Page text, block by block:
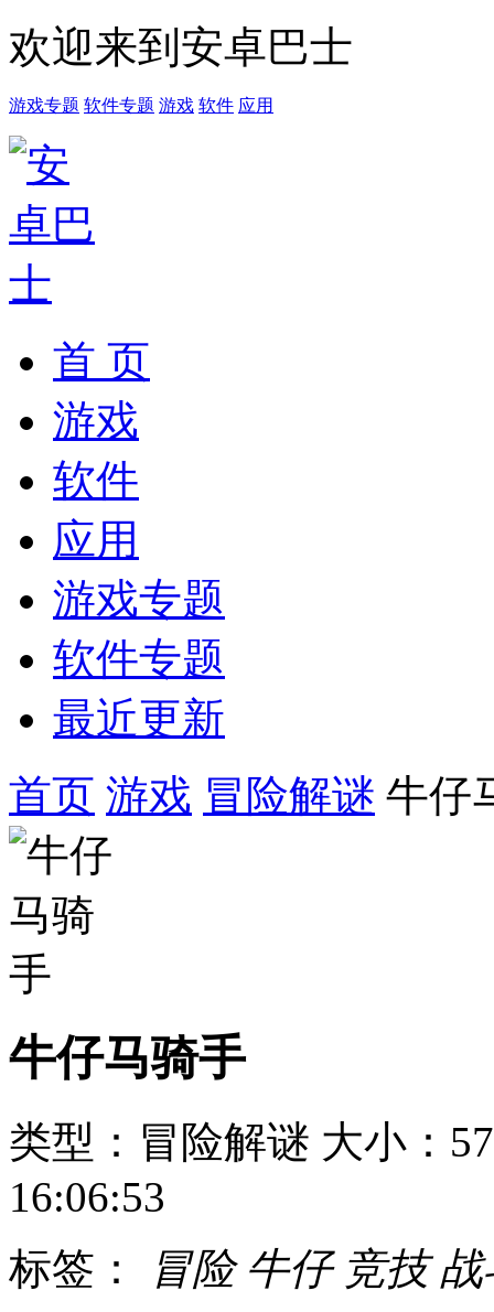
欢迎来到安卓巴士
游戏专题 软件专题 游戏 软件 应用
首 页
游戏
软件
应用
游戏专题
软件专题
最近更新
首页 游戏 冒险解谜 牛仔
牛仔马骑手
类型：冒险解谜 大小：
16:06:53
标签：
冒险 牛仔 竞技 战